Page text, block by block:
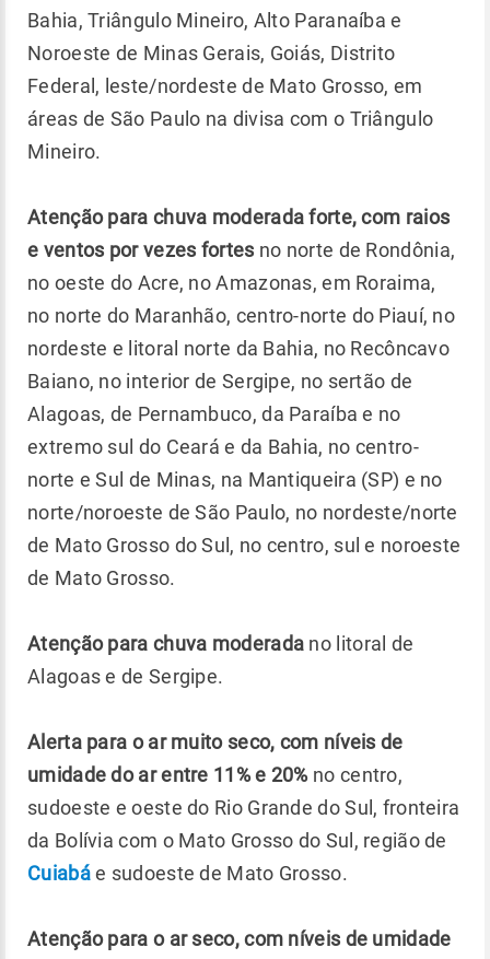
Bahia, Triângulo Mineiro, Alto Paranaíba e
Noroeste de Minas Gerais, Goiás, Distrito
Federal, leste/nordeste de Mato Grosso, em
áreas de São Paulo na divisa com o Triângulo
Mineiro.
Atenção para chuva moderada forte, com raios
e ventos por vezes fortes no norte de Rondônia,
no oeste do Acre, no Amazonas, em Roraima,
no norte do Maranhão, centro-norte do Piauí, no
nordeste e litoral norte da Bahia, no Recôncavo
Baiano, no interior de Sergipe, no sertão de
Alagoas, de Pernambuco, da Paraíba e no
extremo sul do Ceará e da Bahia, no centro-
norte e Sul de Minas, na Mantiqueira (SP) e no
norte/noroeste de São Paulo, no nordeste/norte
de Mato Grosso do Sul, no centro, sul e noroeste
de Mato Grosso.
Atenção para chuva moderada no litoral de
Alagoas e de Sergipe.
Alerta para o ar muito seco, com níveis de
umidade do ar entre 11% e 20%no centro,
sudoeste e oeste do Rio Grande do Sul, fronteira
da Bolívia com o Mato Grosso do Sul, região de
Cuiabáe sudoeste de Mato Grosso.
Atenção para o ar seco, com níveis de umidade